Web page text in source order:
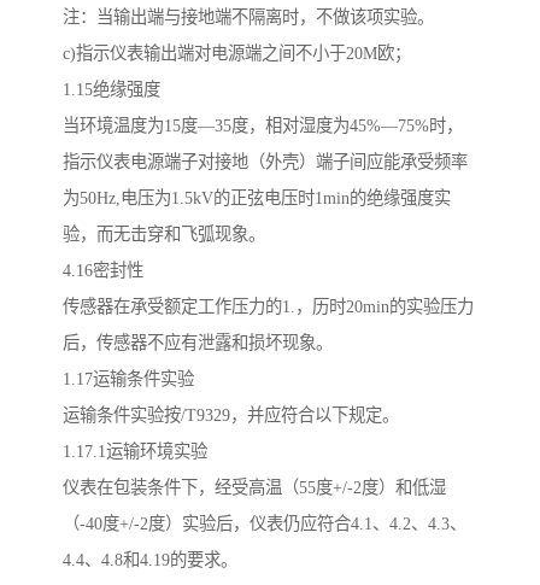
注：当输出端与接地端不隔离时，不做该项实验。
c)指示仪表输出端对电源端之间不小于20M欧；
1.15绝缘强度
当环境温度为15度—35度，相对湿度为45%—75%时，
指示仪表电源端子对接地（外壳）端子间应能承受频率
为50Hz,电压为1.5kV的正弦电压时1min的绝缘强度实
验，而无击穿和飞弧现象。
4.16密封性
传感器在承受额定工作压力的1.，历时20min的实验压力
后，传感器不应有泄露和损坏现象。
1.17运输条件实验
运输条件实验按/T9329，并应符合以下规定。
1.17.1运输环境实验
仪表在包装条件下，经受高温（55度+/-2度）和低湿
（-40度+/-2度）实验后，仪表仍应符合4.1、4.2、4.3、
4.4、4.8和4.19的要求。